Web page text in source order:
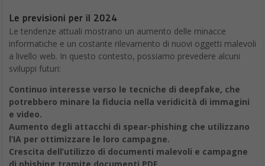
Le previsioni per il 2024
Le tendenze attuali mostrano un aumento delle minacce
informatiche e un costante rilevamento di nuovi oggetti malevoli
a livello web. In questo contesto, possiamo prevedere alcuni
sviluppi futuri:
Continuo interesse verso le tecniche di deepfake, che
potrebbero minare la fiducia nella veridicità di immagini
e video.
Aumento degli attacchi di spear-phishing che utilizzano
l’IA per ottimizzare le loro campagne.
Crescita dell’utilizzo di documenti malevoli e campagne
di phishing tramite documenti PDF.